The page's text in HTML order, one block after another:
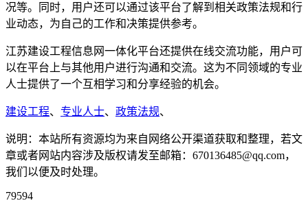
况等。同时，用户还可以通过该平台了解到相关政策法规和行
业动态，为自己的工作和决策提供参考。
江苏建设工程信息网一体化平台还提供在线交流功能，用户可
以在平台上与其他用户进行沟通和交流。这为不同领域的专业
人士提供了一个互相学习和分享经验的机会。
建设工程、 专业人士、 政策法规、
说明：本站所有资源均为来自网络公开渠道获取和整理，若文
章或者网站内容涉及版权请发至邮箱：670136485@qq.com，
我们以便及时处理。
79594